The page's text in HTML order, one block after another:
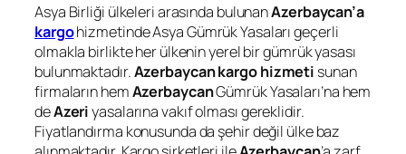
Asya Birliği ülkeleri arasında bulunanAzerbaycan’a
kargohizmetinde Asya Gümrük Yasaları geçerli
olmakla birlikte her ülkenin yerel bir gümrük yasası
bulunmaktadır.Azerbaycankargo hizmeti sunan
firmaların hemAzerbaycanGümrük Yasaları’na hem
deAzeriyasalarına vakıf olması gereklidir.
Fiyatlandırma konusunda da şehir değil ülke baz